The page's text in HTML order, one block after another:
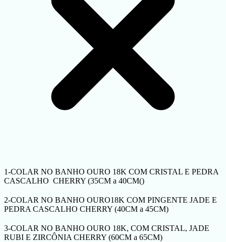
1-COLAR NO BANHO OURO 18K COM CRISTAL E PEDRA
CASCALHO CHERRY (35CM a 40CM()
2-COLAR NO BANHO OURO18K COM PINGENTE JADE E
PEDRA CASCALHO CHERRY (40CM a 45CM)
3-COLAR NO BANHO OURO 18K, COM CRISTAL, JADE
RUBI E ZIRCÔNIA CHERRY (60CM a 65CM)